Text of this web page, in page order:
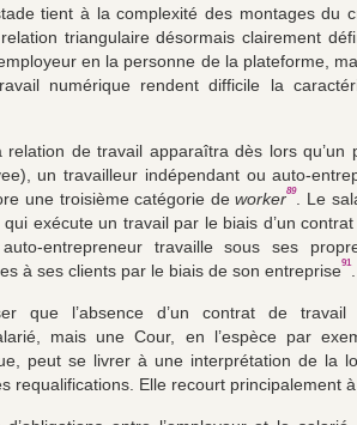
tient à la complexité des montages du
triangulaire désormais clairement
en la personne de la plateforme,
numérique rendent difficile la
relation de travail apparaîtra dès lors qu’un
un travailleur indépendant ou auto-
une troisième catégorie deworker89
. Le
exécute un travail par le biais d’un
entrepreneur travaille sous ses
à ses clients par le biais de son entreprise91.
que l’absence d’un contrat de travail
mais une Cour, en l’espèce par
peut se livrer à une interprétation de la
requalifications. Elle recourt principalement